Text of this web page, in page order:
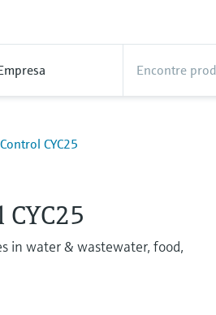
CYC25
in water & wastewater, food,